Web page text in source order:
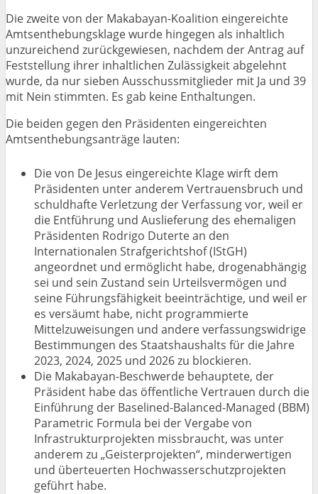
Die zweite von der Makabayan-Koalition eingereichte
Amtsenthebungsklage wurde hingegen als inhaltlich
unzureichend zurückgewiesen, nachdem der Antrag auf
Feststellung ihrer inhaltlichen Zulässigkeit abgelehnt
wurde, da nur sieben Ausschussmitglieder mit Ja und 39
mit Nein stimmten. Es gab keine Enthaltungen.
Die beiden gegen den Präsidenten eingereichten
Amtsenthebungsanträge lauten:
Die von De Jesus eingereichte Klage wirft dem
Präsidenten unter anderem Vertrauensbruch und
schuldhafte Verletzung der Verfassung vor, weil er
die Entführung und Auslieferung des ehemaligen
Präsidenten Rodrigo Duterte an den
Internationalen Strafgerichtshof (IStGH)
angeordnet und ermöglicht habe, drogenabhängig
sei und sein Zustand sein Urteilsvermögen und
seine Führungsfähigkeit beeinträchtige, und weil er
es versäumt habe, nicht programmierte
Mittelzuweisungen und andere verfassungswidrige
Bestimmungen des Staatshaushalts für die Jahre
2023, 2024, 2025 und 2026 zu blockieren.
Die Makabayan-Beschwerde behauptete, der
Präsident habe das öffentliche Vertrauen durch die
Einführung der Baselined-Balanced-Managed (BBM)
Parametric Formula bei der Vergabe von
Infrastrukturprojekten missbraucht, was unter
anderem zu „Geisterprojekten“, minderwertigen
und überteuerten Hochwasserschutzprojekten
geführt habe.